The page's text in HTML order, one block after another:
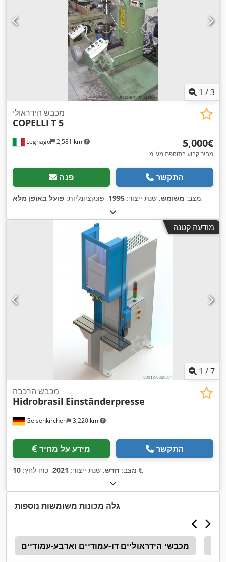
1 /3
Legnago 2,581 km
מכבש הידראולי
COPELLI T 5
‏5,000 ‏€
מחיר קבוע בתוספת מע"מ
פנה התקשר
מצב: משומש, שנת ייצור: 1995, פונקציונליות: פועל באופן מלא ,
מודעה קטנה
1 /7
Gelsenkirchen 3,220 km
מכבש הרכבה
Hidrobrasil Einständerpresse
מידע על מחיר התקשר
מצב: חדש, שנת ייצור: 2021, כוח לחץ: 10 t,
גלה מכונות משומשות נוספות
מכבשי הידראוליים דו-עמודיים וארבע-עמודיים